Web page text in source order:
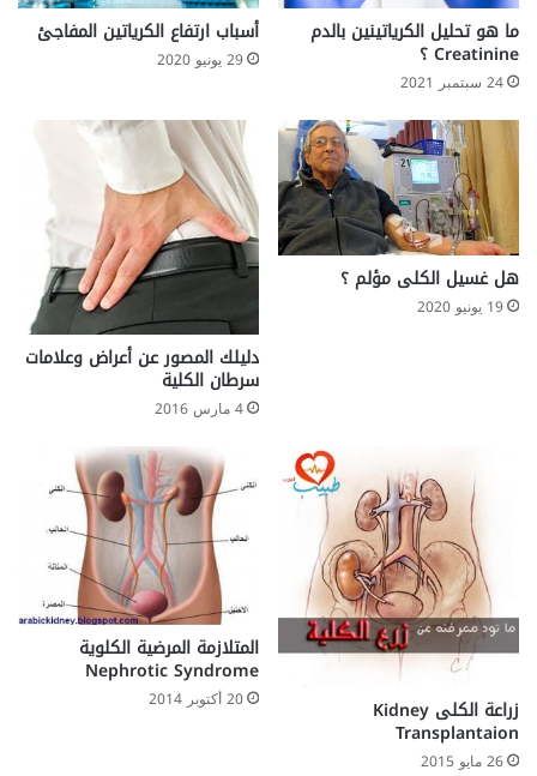
ل
م
ص
و
ب
ب
د
م
و
د
ا
ف
ق
ر
ا
ل
م
ما هو تحليل الكرياتينين بالدم
Creatinine ؟
24 سبتمبر 2021
أسباب ارتفاع الكرياتين المفاجئ
29 يونيو 2020
هل غسيل الكلى مؤلم ؟
19 يونيو 2020
دليلك المصور عن أعراض وعلامات
سرطان الكلية
4 مارس 2016
زراعة الكلى Kidney
Transplantaion
26 مايو 2015
المتلازمة المرضية الكلوية
Nephrotic Syndrome
20 أكتوبر 2014